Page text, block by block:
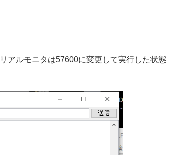
アルモニタは57600に変更して実行した状態